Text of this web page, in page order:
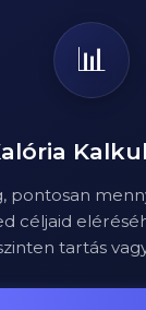
📊
pontosan
céljaid
tartás